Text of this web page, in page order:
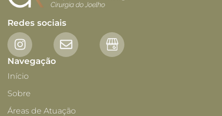
Redes sociais
Navegação
Início
Sobre
Áreas de Atuação